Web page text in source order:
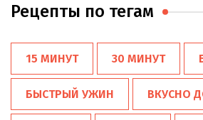
Рецепты по тегам
15 МИНУТ 30 МИНУТ
БЫСТРЫЙ УЖИН ВКУСНО